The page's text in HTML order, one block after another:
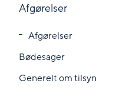
Afgørelser
Afgørelser
Bødesager
Generelt om tilsyn